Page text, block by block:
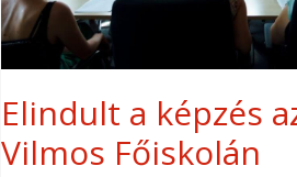
Elindult a képzés
Vilmos Főiskolán
Főiskolán